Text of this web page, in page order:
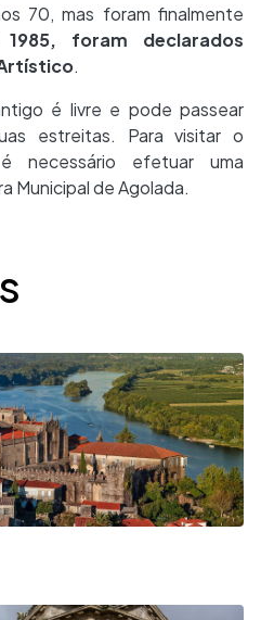
70, mas foram finalmente
foram declarados
.
é livre e pode passear
estreitas. Para visitar o
necessário efetuar uma
Municipal de Agolada.